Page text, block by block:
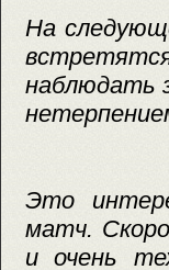
На
наблюдать
Это
матч.
и очень